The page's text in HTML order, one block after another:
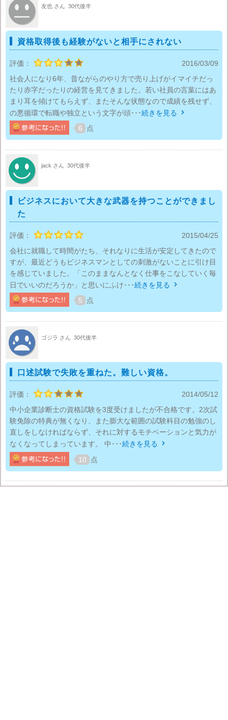
友也 さん 30代後半
資格取得後も経験がないと相手にされない
評価：
2016/03/09
社会人になり6年、昔ながらのやり方で売り上げがイマイチだっ
たり赤字だったりの経営を見てきました。若い社員の言葉にはあ
まり耳を傾けてもらえず、またそんな状態なので成績を残せず、
の悪循環で転職や独立という文字が頭･･･続きを見る 
6 点
jack さん 30代後半
ビジネスにおいて大きな武器を持つことができまし
た
評価：
2015/04/25
会社に就職して時間がたち、それなりに生活が安定してきたので
すが、最近どうもビジネスマンとしての刺激がないことに引け目
を感じていました。「このままなんとなく仕事をこなしていく毎
日でいいのだろうか」と思いにふけ･･･続きを見る 
5 点
ゴジラ さん 30代後半
口述試験で失敗を重ねた。難しい資格。
評価：
2014/05/12
中小企業診断士の資格試験を3度受けましたが不合格です。2次試
験免除の特典が無くなり、また膨大な範囲の試験科目の勉強のし
直しをしなければならず、それに対するモチベーションと気力が
なくなってしまっています。 中･･･続きを見る 
10 点